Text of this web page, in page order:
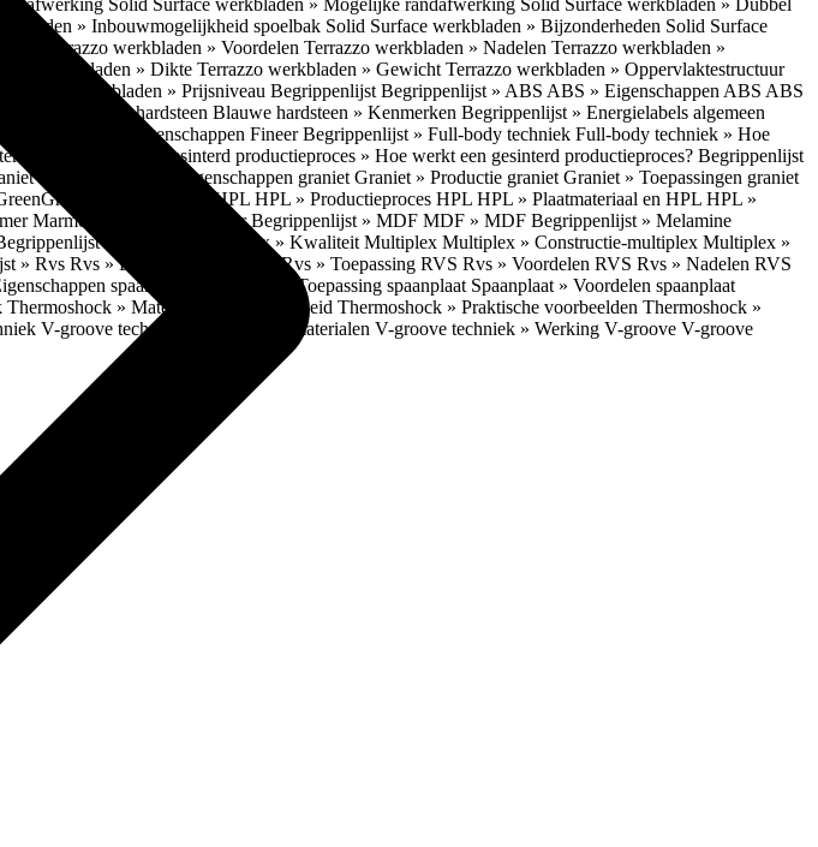
Solid Surface werkbladen » Mogelijke randafwerking Solid Surface werkbladen » Dubbel
» Inbouwmogelijkheid spoelbak Solid Surface werkbladen » Bijzonderheden Solid Surface
Terrazzo werkbladen » Voordelen Terrazzo werkbladen » Nadelen Terrazzo werkbladen »
werkbladen » Dikte Terrazzo werkbladen » Gewicht Terrazzo werkbladen » Oppervlaktestructuur
Terrazzo werkbladen » Prijsniveau Begrippenlijst Begrippenlijst » ABS ABS » Eigenschappen ABS ABS
» Blauwe hardsteen Blauwe hardsteen » Kenmerken Begrippenlijst » Energielabels algemeen
Fineren » Eigenschappen FineerBegrippenlijst » Full-body techniek Full-body techniek » Hoe
productieproces Gesinterd productieproces » Hoe werkt een gesinterd productieproces? Begrippenlijst
» Gneis Graniet » Eigenschappen graniet Graniet » Productie graniet Graniet » Toepassingen graniet
Begrippenlijst » HPL HPL » Productieproces HPL HPL » Plaatmateriaal en HPL HPL »
Marmer » Productie marmerBegrippenlijst » MDF MDF » MDF Begrippenlijst » Melamine
» Multiplex Multiplex » Kwaliteit Multiplex Multiplex » Constructie-multiplex Multiplex »
» Rvs Rvs » Eigenschappen RVS Rvs » Toepassing RVS Rvs » Voordelen RVS Rvs » Nadelen RVS
spaanplaat Spaanplaat » Toepassing spaanplaat Spaanplaat » Voordelen spaanplaat
Thermoshock » Materialen & gevoeligheid Thermoshock » Praktische voorbeelden Thermoshock »
V-groove techniek » Toepasbare materialen V-groove techniek » Werking V-groove V-groove